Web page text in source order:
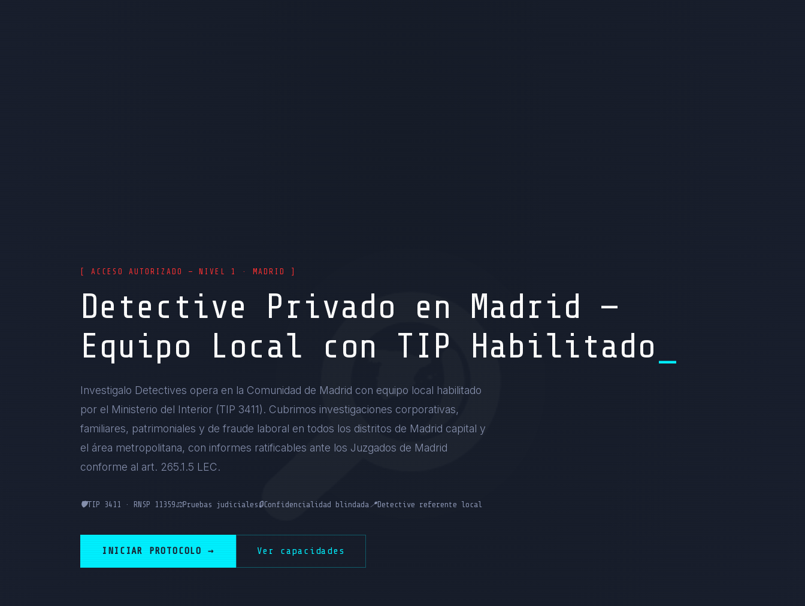
[ ACCESO AUTORIZADO — NIVEL 1 · MADRID ]
Detective Privado en Madrid —
Equipo Local con TIP Habilitado
Investigalo Detectives opera en la Comunidad de Madrid con equipo local habilitado
por el Ministerio del Interior (TIP 3411). Cubrimos investigaciones corporativas,
familiares, patrimoniales y de fraude laboral en todos los distritos de Madrid capital y
el área metropolitana, con informes ratificables ante los Juzgados de Madrid
conforme al art. 265.1.5 LEC.
🛡️TIP 3411 · RNSP 11359⚖️Pruebas judiciales 🔒Confidencialidad blindada📍Detective referente local
INICIAR PROTOCOLO → Ver capacidades